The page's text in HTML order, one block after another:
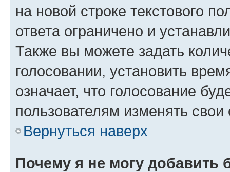
на новой строке текстового
ответа ограничено и
Также вы можете задать
голосовании, установить
означает, что голосование
пользователям изменять свои
Вернуться наверх
Почему я не могу добавить